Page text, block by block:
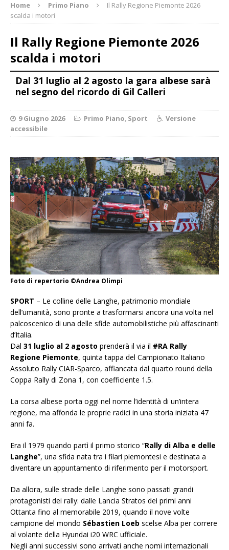
Home Primo Piano
Il Rally Regione Piemonte 2026
scalda i motori
Il Rally Regione Piemonte 2026
scalda i motori
Dal 31 luglio al 2 agosto la gara albese sarà
nel segno del ricordo di Gil Calleri
9 Giugno 2026 Primo Piano, Sport
Versione
accessibile
Foto di repertorio ©Andrea Olimpi
SPORT – Le colline delle Langhe, patrimonio mondiale
dell’umanità, sono pronte a trasformarsi ancora una volta nel
palcoscenico di una delle sfide automobilistiche più affascinanti
d’Italia.
Dal 31 luglio al 2 agosto prenderà il via il #RA Rally
Regione Piemonte, quinta tappa del Campionato Italiano
Assoluto Rally CIAR-Sparco, affiancata dal quarto round della
Coppa Rally di Zona 1, con coefficiente 1.5.
La corsa albese porta oggi nel nome l’identità di un’intera
regione, ma affonda le proprie radici in una storia iniziata 47
anni fa.
Era il 1979 quando partì il primo storico “Rally di Alba e delle
Langhe”, una sfida nata tra i filari piemontesi e destinata a
diventare un appuntamento di riferimento per il motorsport.
Da allora, sulle strade delle Langhe sono passati grandi
protagonisti dei rally: dalle Lancia Stratos dei primi anni
Ottanta fino al memorabile 2019, quando il nove volte
campione del mondo Sébastien Loeb scelse Alba per correre
al volante della Hyundai i20 WRC ufficiale.
Negli anni successivi sono arrivati anche nomi internazionali